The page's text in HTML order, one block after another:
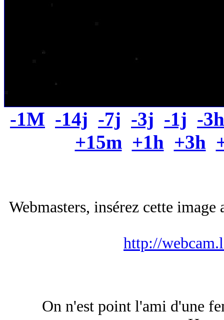
-1M -14j -7j -3j -1j -3h
+15m +1h +3h
Webmasters, insérez cette
http://
On n'est point l'ami d'une